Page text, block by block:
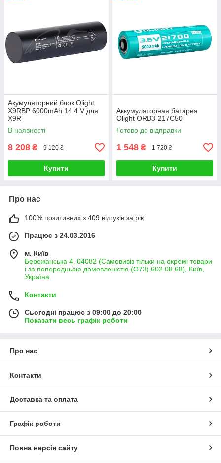
Акумуляторний блок Olight
X9RBP 6000mAh 14.4 V для
X9R
В наявності
8 208 ₴ 9 120 ₴
Купити
Аккумуляторная батарея
Olight ORB3-217C50
Готово до відправки
1 548 ₴ 1 720 ₴
Купити
Про нас
100% позитивних з 409 відгуків за рік
Працює з 24.03.2016
м. Київ
Бережанська 4, 04082 (Самовивіз тільки на окремі товари
і за попередньою домовленістю (О73) 602 08 68), Київ,
Україна
Контакти
Сьогодні працює з 09:00 до 20:00
Показати весь графік роботи
Про нас
Контакти
Доставка та оплата
Графік роботи
Повна версія сайту